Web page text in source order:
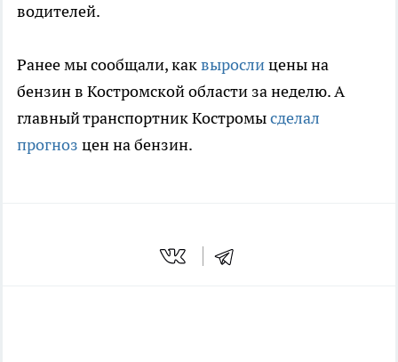
водителей.
Ранее мы сообщали, каквырослицены на
бензин в Костромской области за неделю. А
главный транспортник Костромысделал
прогноз цен на бензин.